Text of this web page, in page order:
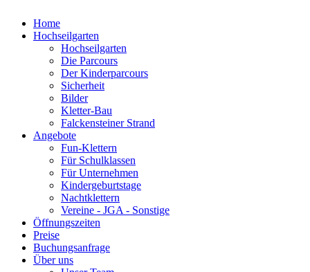
Home
Hochseilgarten
Hochseilgarten
Die Parcours
Der Kinderparcours
Sicherheit
Bilder
Kletter-Bau
Falckensteiner Strand
Angebote
Fun-Klettern
Für Schulklassen
Für Unternehmen
Kindergeburtstage
Nachtklettern
Vereine - JGA - Sonstige
Öffnungszeiten
Preise
Buchungsanfrage
Über uns